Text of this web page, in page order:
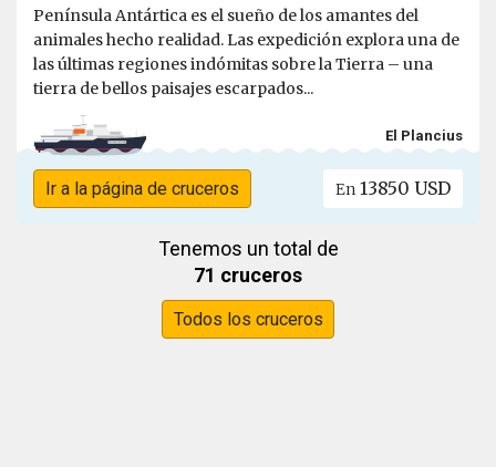
Península Antártica es el sueño de los amantes del
animales hecho realidad. Las expedición explora una de
las últimas regiones indómitas sobre la Tierra – una
tierra de bellos paisajes escarpados...
El Plancius
Ir a la página de cruceros En 13850 USD
Tenemos un total de
71 cruceros
Todos los cruceros